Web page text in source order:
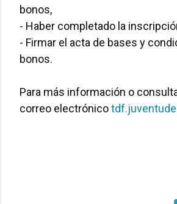
bonos,
- Haber completado la
- Firmar el acta de bases y
bonos.
Para más información o
correo electrónico